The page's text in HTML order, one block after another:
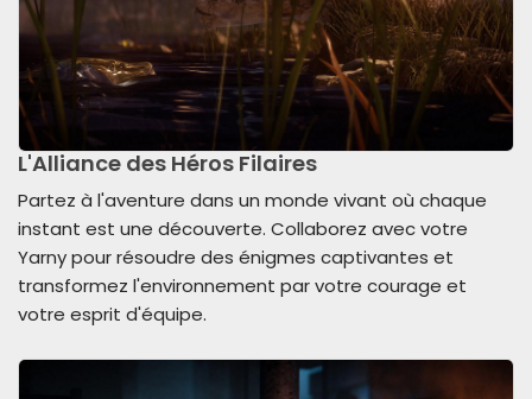
L'Alliance des Héros Filaires
Partez à l'aventure dans un monde vivant où chaque
instant est une découverte. Collaborez avec votre
Yarny pour résoudre des énigmes captivantes et
transformez l'environnement par votre courage et
votre esprit d'équipe.